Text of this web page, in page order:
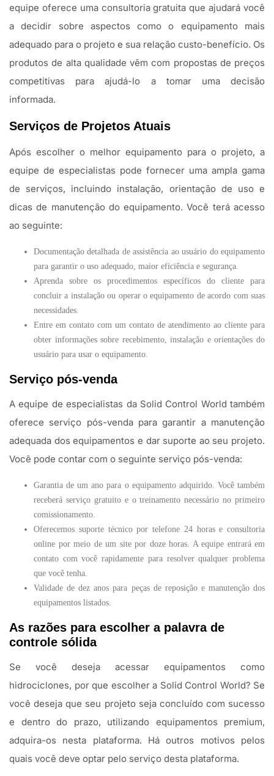
equipe oferece uma consultoria gratuita que ajudará você
a decidir sobre aspectos como o equipamento mais
adequado para o projeto e sua relação custo-benefício. Os
produtos de alta qualidade vêm com propostas de preços
competitivas para ajudá-lo a tomar uma decisão
informada.
Serviços de Projetos Atuais
Após escolher o melhor equipamento para o projeto, a
equipe de especialistas pode fornecer uma ampla gama
de serviços, incluindo instalação, orientação de uso e
dicas de manutenção do equipamento. Você terá acesso
ao seguinte:
Documentação detalhada de assistência ao usuário do equipamento
para garantir o uso adequado, maior eficiência e segurança.
Aprenda sobre os procedimentos específicos do cliente para
concluir a instalação ou operar o equipamento de acordo com suas
necessidades.
Entre em contato com um contato de atendimento ao cliente para
obter informações sobre recebimento, instalação e orientações do
usuário para usar o equipamento.
Serviço pós-venda
A equipe de especialistas da Solid Control World também
oferece serviço pós-venda para garantir a manutenção
adequada dos equipamentos e dar suporte ao seu projeto.
Você pode contar com o seguinte serviço pós-venda:
Garantia de um ano para o equipamento adquirido. Você também
receberá serviço gratuito e o treinamento necessário no primeiro
comissionamento.
Oferecemos suporte técnico por telefone 24 horas e consultoria
online por meio de um site por doze horas. A equipe entrará em
contato com você rapidamente para resolver qualquer problema
que você tenha.
Validade de dez anos para peças de reposição e manutenção dos
equipamentos listados.
As razões para escolher a palavra de
controle sólida
Se você deseja acessar equipamentos como
hidrociclones, por que escolher a Solid Control World? Se
você deseja que seu projeto seja concluído com sucesso
e dentro do prazo, utilizando equipamentos premium,
adquira-os nesta plataforma. Há outros motivos pelos
quais você deve optar pelo serviço desta plataforma.